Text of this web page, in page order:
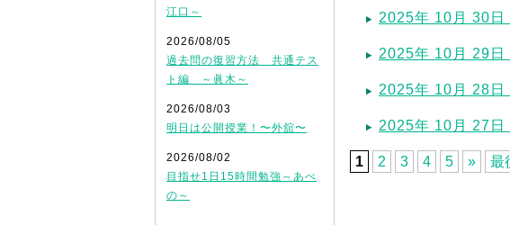
2025年 10月 30
2025年 10月 29
2025年 10月 28
2025年 10月 27
1 2 3 4 5 » 最
江口～
2026/08/05
過去問の復習方法 共通テス
ト編 ～眞木～
2026/08/03
明日は公開授業！〜外舘〜
2026/08/02
目指せ1日15時間勉強～あべ
の～